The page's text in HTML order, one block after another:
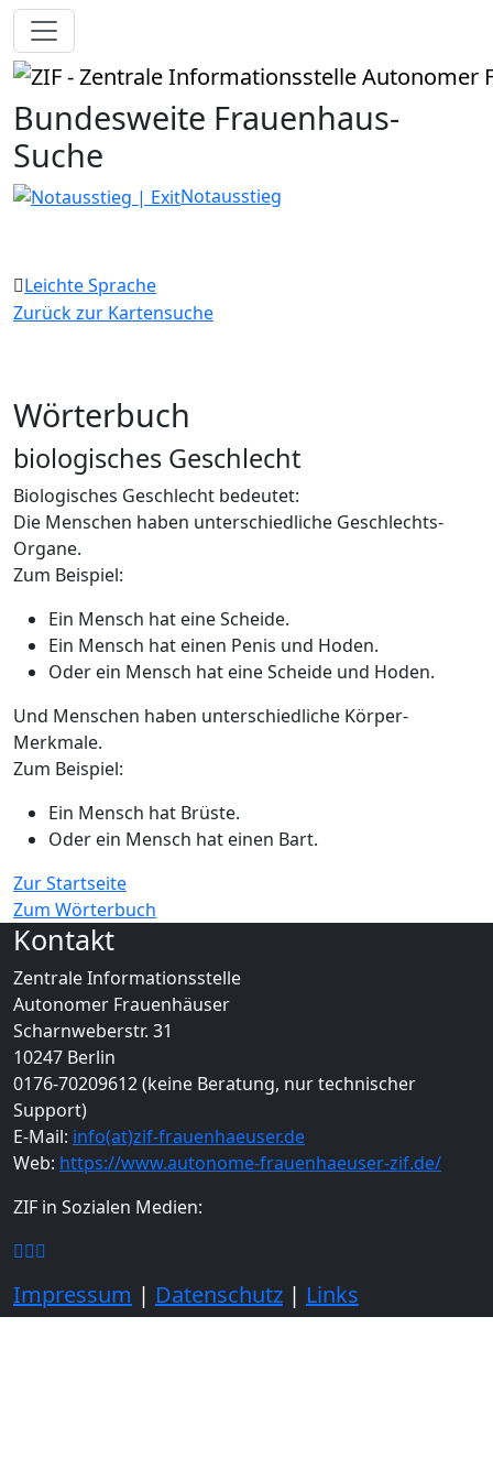
Bundesweite Frauenhaus-
Suche
Notausstieg
Leichte Sprache
Zurück zur Kartensuche
Wörterbuch
biologisches Geschlecht
Biologisches Geschlecht bedeutet:
Die Menschen haben unterschiedliche Geschlechts-
Organe.
Zum Beispiel:
Ein Mensch hat eine Scheide.
Ein Mensch hat einen Penis und Hoden.
Oder ein Mensch hat eine Scheide und Hoden.
Und Menschen haben unterschiedliche Körper-
Merkmale.
Zum Beispiel:
Ein Mensch hat Brüste.
Oder ein Mensch hat einen Bart.
Zur Startseite
Zum Wörterbuch
Kontakt
Zentrale Informationsstelle
Autonomer Frauenhäuser
Scharnweberstr. 31
10247 Berlin
0176-70209612 (keine Beratung, nur technischer
Support)
E-Mail: info(at)zif-frauenhaeuser.de
Web: https://www.autonome-frauenhaeuser-zif.de/
ZIF in Sozialen Medien:
Impressum | Datenschutz | Links